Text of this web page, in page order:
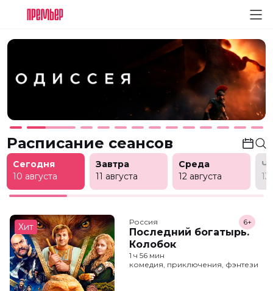
Расписание сеансов
Сегодня
10 августа
Завтра
11 августа
Среда
12 августа
13
Хит Россия
Последний богатырь.
Колобок
6+
1 ч 56 мин
комедия, приключения, фэнтези